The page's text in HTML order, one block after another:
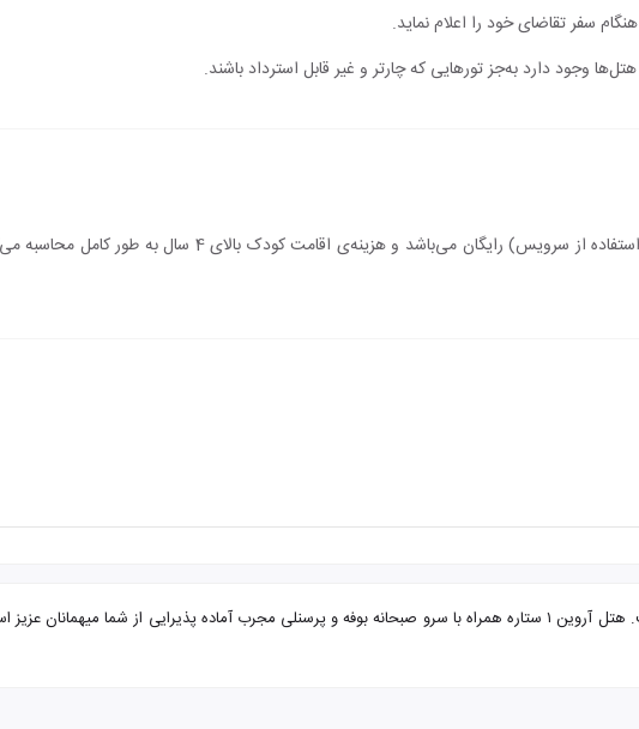
سفر تقاضای خود را اعلام نماید.
وجود دارد به‌جز تورهایی که چارتر و غیر قابل استرداد باشند.
اقامت کودک زیر 4 سال (درصورت عدم استفاده از سرویس)
تور مشهد هتل آروین از تبریز با تضمین بهترین قیمت. هتل آروین ۱ ستاره همراه با سرو صبحانه بوفه و پرسنلی مجرب